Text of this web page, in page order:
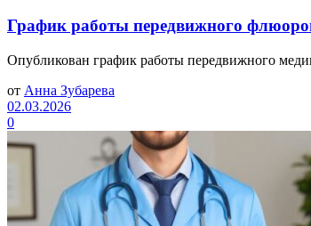
График работы передвижного
Опубликован график работы передвижного
от Анна Зубарева
02.03.2026
0